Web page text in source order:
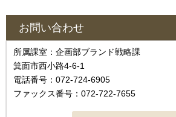
お問い合わせ
所属課室：企画部ブランド戦略課
箕面市西小路4-6-1
電話番号：072-724-6905
ファックス番号：072-722-7655